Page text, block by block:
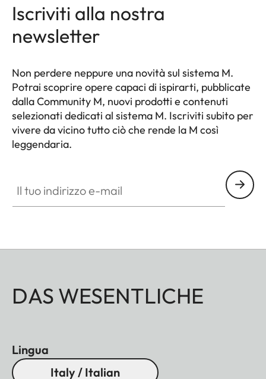
Iscriviti alla nostra
newsletter
Non perdere neppure una novità sul sistema M.
Potrai scoprire opere capaci di ispirarti, pubblicate
dalla Community M, nuovi prodotti e contenuti
selezionati dedicati al sistema M. Iscriviti subito per
vivere da vicino tutto ciò che rende la M così
leggendaria.
DAS WESENTLICHE
Lingua
Italy / Italian